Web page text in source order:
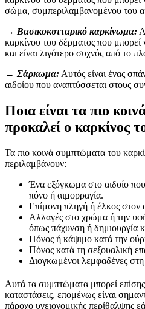
σώμα, συμπεριλαμβανομένου του
→ Βασικοκυτταρικό καρκίνωμα:
καρκίνου του δέρματος που μπορεί
και είναι λιγότερο συχνός από το
→ Σάρκωμα: Αυτός είναι ένας
αιδοίου που αναπτύσσεται στους
Ποια είναι τα πιο
προκαλεί ο καρκίνος
Τα πιο κοινά συμπτώματα του
περιλαμβάνουν:
Ένα εξόγκωμα στο αιδοίο
πόνο ή αιμορραγία.
Επίμονη πληγή ή έλκος στον
Αλλαγές στο χρώμα ή την
όπως πάχυνση ή δημιουργία
Πόνος ή κάψιμο κατά την
Πόνος κατά τη σεξουαλική
Διογκωμένοι λεμφαδένες
Αυτά τα συμπτώματα μπορεί
καταστάσεις, επομένως είναι
πάροχο υγειονομικής περίθαλψης